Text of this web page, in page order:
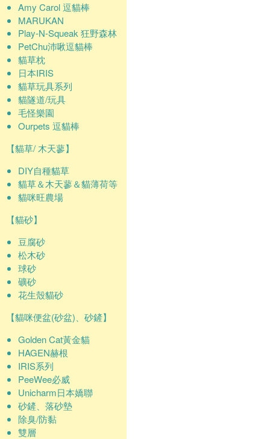
Amy Carol 逗貓棒
MARUKAN
Play-N-Squeak 狂野森林
PetChu沛啾逗貓棒
貓草枕
日本IRIS
貓草玩具系列
貓隧道/玩具
毛怪樂園
Ourpets 逗貓棒
【貓草/ 木天蓼】
DIY自種貓草
貓草＆木天蓼＆貓薄荷等
貓咪旺農場
【貓砂】
豆腐砂
松木砂
球砂
礦砂
花生殼貓砂
【貓咪便盆(砂盆)、砂鏟】
Golden Cat黃金貓
HAGEN赫根
IRIS系列
PeeWee必威
Unicharm日本嬌聯
砂鏟、落砂墊
除臭/防黏
雙層